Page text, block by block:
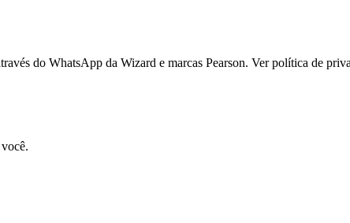
do WhatsApp da Wizard e marcas Pearson. Ver política de